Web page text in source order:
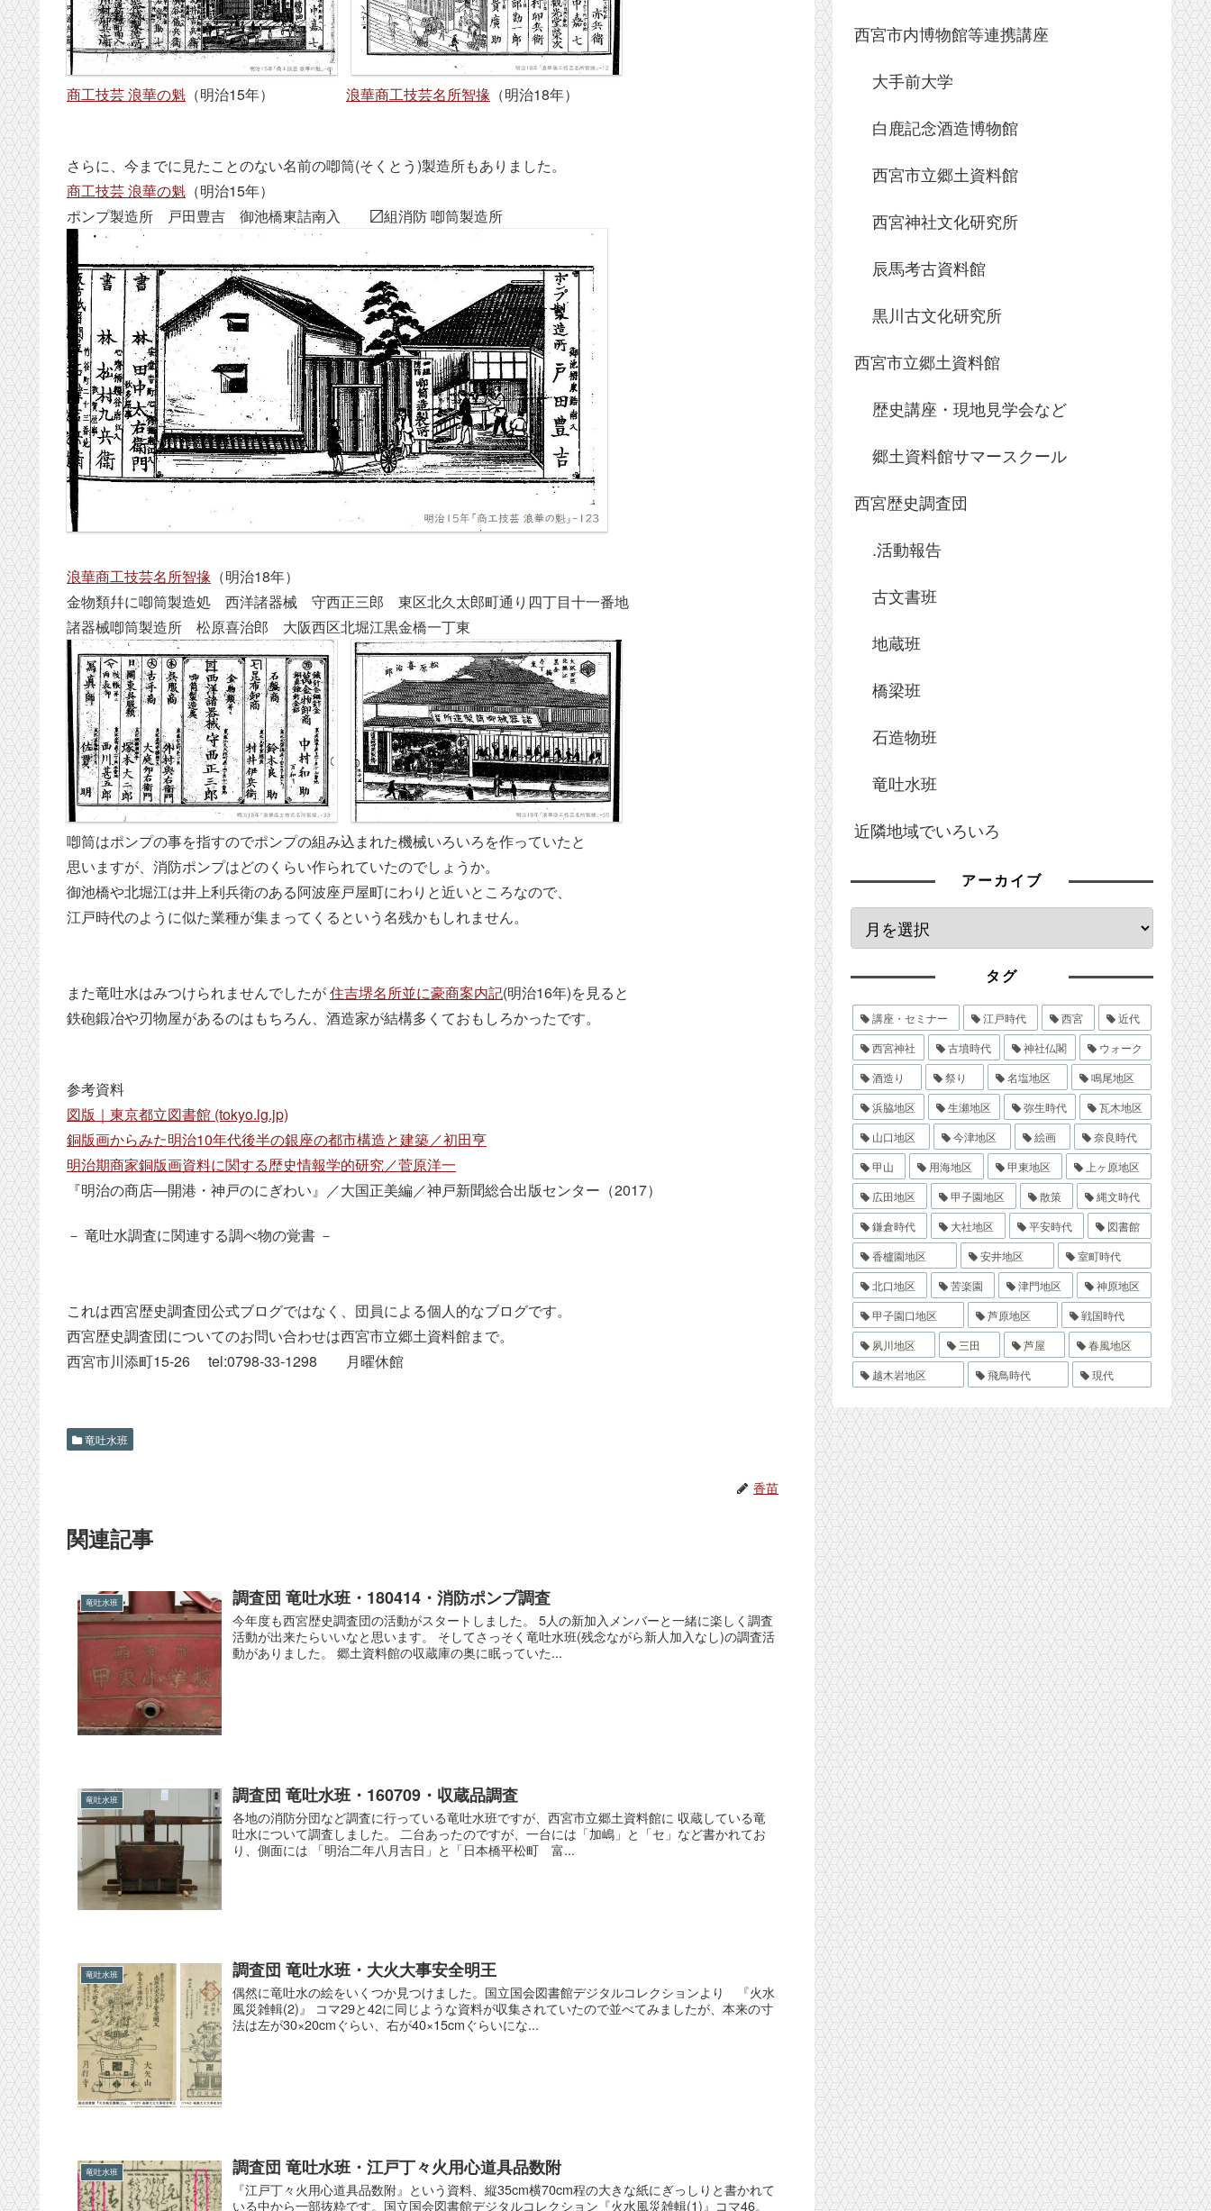
商工技芸 浪華の魁 （明治15年） 浪華商工技芸名所智掾 （明治18年）
さらに、今までに見たことのない名前の喞筒(そくとう)製造所もありました。
商工技芸 浪華の魁 （明治15年）
ポンプ製造所 戸田豊吉 御池橋東詰南入 〼組消防 喞筒製造所
浪華商工技芸名所智掾 （明治18年）
金物類幷に喞筒製造処 西洋諸器械 守西正三郎 東区北久太郎町通り四丁目十一番地
諸器械喞筒製造所 松原喜治郎 大阪西区北堀江黒金橋一丁東
喞筒はポンプの事を指すのでポンプの組み込まれた機械いろいろを作っていたと
思いますが、消防ポンプはどのくらい作られていたのでしょうか。
御池橋や北堀江は井上利兵衛のある阿波座戸屋町にわりと近いところなので、
江戸時代のように似た業種が集まってくるという名残かもしれません。
また竜吐水はみつけられませんでしたが住吉堺名所並に豪商案内記(明治16年)を見ると
鉄砲鍛冶や刃物屋があるのはもちろん、酒造家が結構多くておもしろかったです。
参考資料
図版｜東京都立図書館 (tokyo.lg.jp)
銅版画からみた明治10年代後半の銀座の都市構造と建築／初田亨
明治期商家銅版画資料に関する歴史情報学的研究／菅原洋一
『明治の商店―開港・神戸のにぎわい』／大国正美編／神戸新聞総合出版センター（2017）
－ 竜吐水調査に関連する調べ物の覚書 －
これは西宮歴史調査団公式ブログではなく、団員による個人的なブログです。
西宮歴史調査団についてのお問い合わせは西宮市立郷土資料館まで。
西宮市川添町15-26 tel:0798-33-1298 月曜休館
竜吐水班
香苗
関連記事
竜吐水班 調査団 竜吐水班・180414・消防ポンプ調査
今年度も西宮歴史調査団の活動がスタートしました。 5人の新加入メンバーと一緒に楽しく調査
活動が出来たらいいなと思います。 そしてさっそく竜吐水班(残念ながら新人加入なし)の調査活
動がありました。 郷土資料館の収蔵庫の奥に眠っていた...
竜吐水班 調査団 竜吐水班・160709・収蔵品調査
各地の消防分団など調査に行っている竜吐水班ですが、西宮市立郷土資料館に 収蔵している竜
吐水について調査しました。 二台あったのですが、一台には「加嶋」と「セ」など書かれてお
り、側面には 「明治二年八月吉日」と「日本橋平松町 富...
竜吐水班 調査団 竜吐水班・大火大事安全明王
偶然に竜吐水の絵をいくつか見つけました。国立国会図書館デジタルコレクションより 『火水
風災雑輯(2)』 コマ29と42に同じような資料が収集されていたので並べてみましたが、本来の寸
法は左が30×20cmぐらい、右が40×15cmぐらいにな...
竜吐水班 調査団 竜吐水班・江戸丁々火用心道具品数附
『江戸丁々火用心道具品数附』という資料、縦35cm横70cm程の大きな紙にぎっしりと書かれて
いる中から一部抜粋です。国立国会図書館デジタルコレクション『火水風災雑輯(1)』コマ46。
西宮市内博物館等連携講座
大手前大学
白鹿記念酒造博物館
西宮市立郷土資料館
西宮神社文化研究所
辰馬考古資料館
黒川古文化研究所
西宮市立郷土資料館
歴史講座・現地見学会など
郷土資料館サマースクール
西宮歴史調査団
.活動報告
古文書班
地蔵班
橋梁班
石造物班
竜吐水班
近隣地域でいろいろ
アーカイブ
タグ
講座・セミナー 江戸時代 西宮
近代
西宮神社
古墳時代 神社仏閣
ウォーク
酒造り
祭り 名塩地区
鳴尾地区
浜脇地区
生瀬地区 弥生時代
瓦木地区
山口地区
今津地区 絵画
奈良時代
甲山
用海地区 甲東地区
上ヶ原地区
広田地区
甲子園地区 散策
縄文時代
鎌倉時代
大社地区 平安時代
図書館
香櫨園地区
安井地区
室町時代
北口地区
苦楽園 津門地区
神原地区
甲子園口地区
芦原地区
戦国時代
夙川地区
三田 芦屋
春風地区
越木岩地区
飛鳥時代 現代